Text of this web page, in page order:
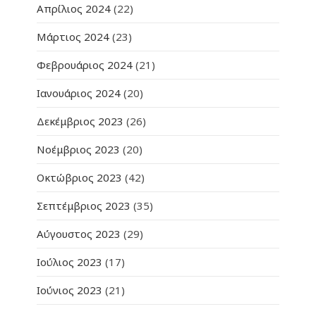
Απρίλιος 2024 (22)
Μάρτιος 2024 (23)
Φεβρουάριος 2024 (21)
Ιανουάριος 2024 (20)
Δεκέμβριος 2023 (26)
Νοέμβριος 2023 (20)
Οκτώβριος 2023 (42)
Σεπτέμβριος 2023 (35)
Αύγουστος 2023 (29)
Ιούλιος 2023 (17)
Ιούνιος 2023 (21)